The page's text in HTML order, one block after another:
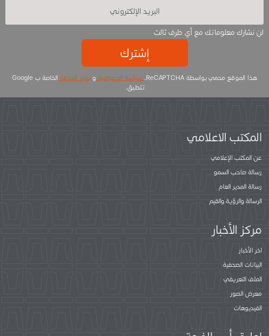
لن نشارك معلوماتك مع أي طرف ثالث
إشترك
هذا الموقع محمي بواسطة ReCAPTCHA. سياسة الخصوصية وبنود الخدمة
الخاصة ب Google
تتطبق.
المكتب الاعلامي
عن المكتب الإعلامي
رسالة صاحب السمو
رسالة المدير العام
الرسالة والرؤية والقيم
مركز الأخبار
اخر الأخبار
البيانات الصحفية
الملف التعريفي
معرض الصور
الفيديوهات